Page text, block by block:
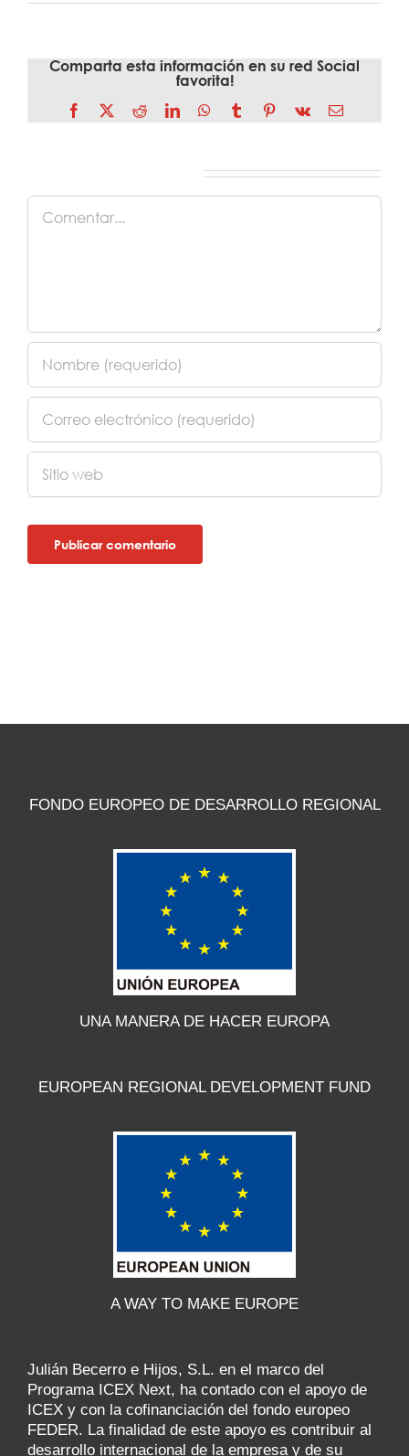
Comparta esta información en su red Social
favorita!
Facebook
X RedditLinkedInWhatsApp
TumblrPinterest
Vk
Correo
Comentar
FONDO EUROPEO DE DESARROLLO REGIONAL
UNA MANERA DE HACER EUROPA
EUROPEAN REGIONAL DEVELOPMENT FUND
A WAY TO MAKE EUROPE
Julián Becerro e Hijos, S.L. en el marco del
Programa ICEX Next, ha contado con el apoyo de
ICEX y con la cofinanciación del fondo europeo
FEDER. La finalidad de este apoyo es contribuir al
desarrollo internacional de la empresa y de su